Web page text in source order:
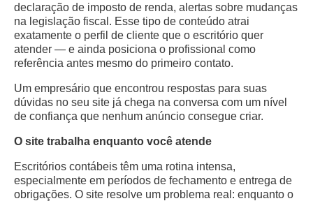
declaração de imposto de renda, alertas sobre mudanças
na legislação fiscal. Esse tipo de conteúdo atrai
exatamente o perfil de cliente que o escritório quer
atender — e ainda posiciona o profissional como
referência antes mesmo do primeiro contato.
Um empresário que encontrou respostas para suas
dúvidas no seu site já chega na conversa com um nível
de confiança que nenhum anúncio consegue criar.
O site trabalha enquanto você atende
Escritórios contábeis têm uma rotina intensa,
especialmente em períodos de fechamento e entrega de
obrigações. O site resolve um problema real: enquanto o